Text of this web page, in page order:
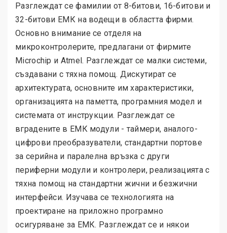
Разглеждат се фамилии от 8-битови, 16-битови и
32-битови ЕМК на водещи в областта фирми.
Основно внимание се отделя на
микроконтролерите, предлагани от фирмите
Micrоchip и Atmel. Разглеждат се малки системи,
създавани с тяхна помощ. Дискутират се
архитектурата, основните им характеристики,
организацията на паметта, програмния модел и
системата от инструкции. Разглеждат се
вградените в ЕМК модули - таймери, аналого-
цифрови преобразуватели, стандартни портове
за серийна и паралелна връзка с други
периферни модули и контролери, реализацията с
тяхна помощ на стандартни жични и безжични
интерфейси. Изучава се технологията на
проектиране на приложно програмно
осигуряване за ЕМК. Разглеждат се и някои